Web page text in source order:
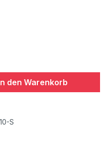
den Warenkorb
S